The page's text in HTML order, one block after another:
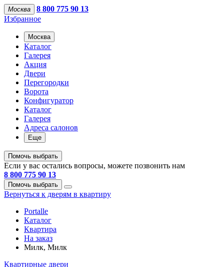
Москва
8 800 775 90 13
Избранное
Москва
Каталог
Галерея
Акция
Двери
Перегородки
Ворота
Конфигуратор
Каталог
Галерея
Адреса салонов
Еще
Помочь выбрать
Если у вас остались вопросы, можете позвонить нам
8 800 775 90 13
Помочь выбрать
Вернуться к дверям в квартиру
Portalle
Каталог
Квартира
На заказ
Милк, Милк
Квартирные двери